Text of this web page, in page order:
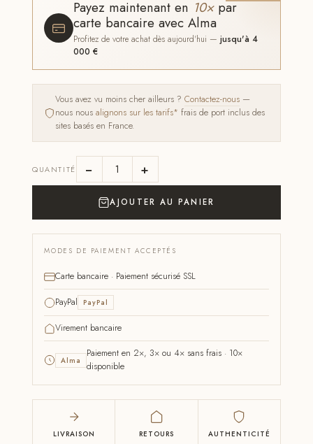
Payez maintenant en 10×par
carte bancaire avec Alma
Profitez de votre achat dès aujourd'hui —jusqu'à 4
000 €
Vous avez vu moins cher ailleurs ?Contactez-nous —
nous nousalignons sur les tarifs* frais de port inclus des
sites basés en France.
QUANTITÉ − +
AJOUTER AU PANIER
MODES DE PAIEMENT ACCEPTÉS
Carte bancaire · Paiement sécurisé SSL
PayPal PayPal
Virement bancaire
Alma
Paiement en 2×, 3× ou 4× sans frais · 10×
disponible
LIVRAISON RETOURS AUTHENTICITÉ